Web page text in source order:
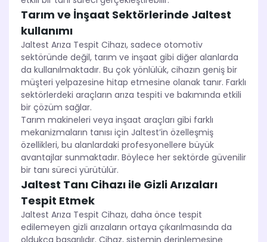
Tarım ve İnşaat Sektörlerinde Jaltest
kullanımı
Jaltest Arıza Tespit Cihazı, sadece otomotiv
sektöründe değil, tarım ve inşaat gibi diğer alanlarda
da kullanılmaktadır. Bu çok yönlülük, cihazın geniş bir
müşteri yelpazesine hitap etmesine olanak tanır. Farklı
sektörlerdeki araçların arıza tespiti ve bakımında etkili
bir çözüm sağlar.
Tarım makineleri veya inşaat araçları gibi farklı
mekanizmaların tanısı için Jaltest’in özelleşmiş
özellikleri, bu alanlardaki profesyonellere büyük
avantajlar sunmaktadır. Böylece her sektörde güvenilir
bir tanı süreci yürütülür.
Jaltest Tanı Cihazı ile Gizli Arızaları
Tespit Etmek
Jaltest Arıza Tespit Cihazı, daha önce tespit
edilemeyen gizli arızaların ortaya çıkarılmasında da